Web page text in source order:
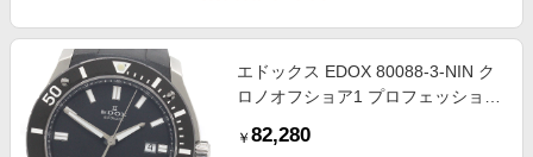
エドックス EDOX 80088-3-NIN ク
ロノオフショア1 プロフェッショナ
付き_952473
￥ 82,280